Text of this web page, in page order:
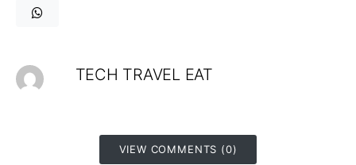
TECH TRAVEL EAT
VIEW COMMENTS (0)